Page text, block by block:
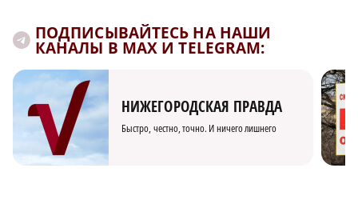
ПОДПИСЫВАЙТЕСЬ НА НАШИ
КАНАЛЫ В MAX И TELEGRAM:
НИЖЕГОРОДСКАЯ ПРАВДА
Быстро, честно, точно. И ничего лишнего